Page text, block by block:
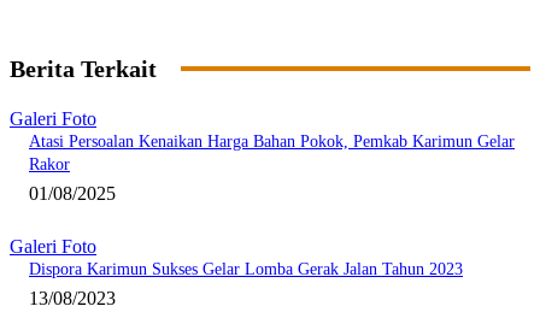
Berita Terkait
Galeri Foto
Atasi Persoalan Kenaikan Harga Bahan Pokok, Pemkab Karimun Gelar
Rakor
01/08/2025
Galeri Foto
Dispora Karimun Sukses Gelar Lomba Gerak Jalan Tahun 2023
13/08/2023